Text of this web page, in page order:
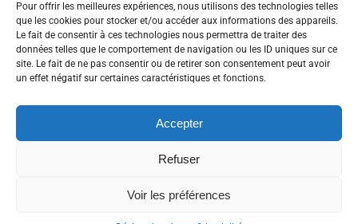
Pour offrir les meilleures expériences, nous utilisons des technologies telles
que les cookies pour stocker et/ou accéder aux informations des appareils.
Le fait de consentir à ces technologies nous permettra de traiter des
données telles que le comportement de navigation ou les ID uniques sur ce
site. Le fait de ne pas consentir ou de retirer son consentement peut avoir
un effet négatif sur certaines caractéristiques et fonctions.
Accepter
Refuser
Voir les préférences
chez
:
bilan
Share This Story, Choose Your
LinkedInWhatsApp
Tumblr